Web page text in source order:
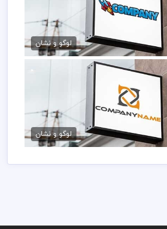
فایل لایه باز لوگو راکت
50,000 تومان
لوگو و نشان
فایل لایه باز لوگو خاص
50,000 تومان
لوگو و نشان